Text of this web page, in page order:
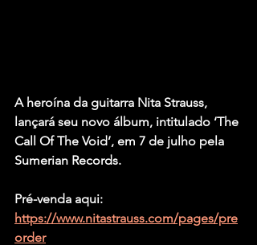
A heroína da guitarra Nita Strauss,
lançará seu novo álbum, intitulado ‘The
Call Of The Void’, em 7 de julho pela
Sumerian Records.
Pré-venda aqui:
https://www.nitastrauss.com/pages/pre
order